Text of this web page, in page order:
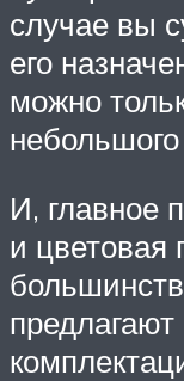
случае вы
его
можно
И, главное
и цветовая